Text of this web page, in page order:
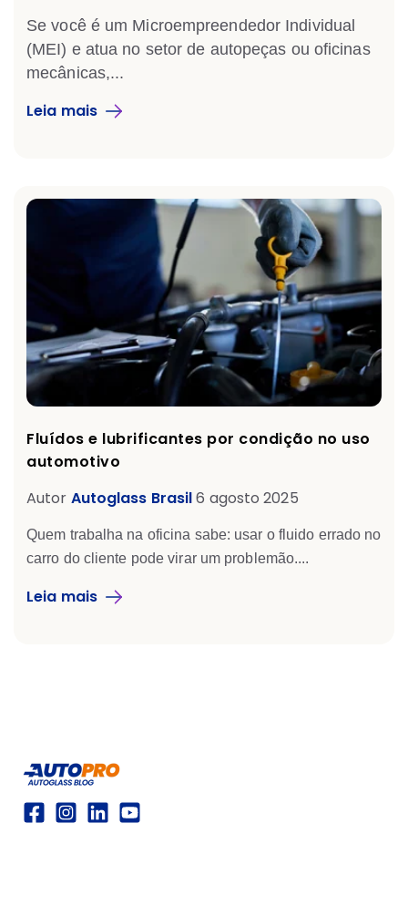
Se você é um Microempreendedor Individual
(MEI) e atua no setor de autopeças ou oficinas
mecânicas,...
Leia mais
Fluídos e lubrificantes por condição no uso
automotivo
Autor Autoglass Brasil6 agosto 2025
Quem trabalha na oficina sabe: usar o fluido errado no
carro do cliente pode virar um problemão....
Leia mais